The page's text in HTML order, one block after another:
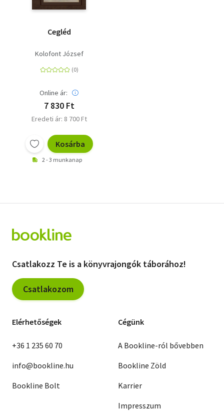
Cegléd
Kolofont József
Online ár:
7 830 Ft
Eredeti ár: 8 700 Ft
Kosárba
2 - 3 munkanap
Csatlakozz Te is a könyvrajongók táborához!
Csatlakozom
Elérhetőségek
+36 1 235 60 70
info@bookline.hu
Bookline Bolt
Cégünk
A Bookline-ról bővebben
Bookline Zöld
Karrier
Impresszum